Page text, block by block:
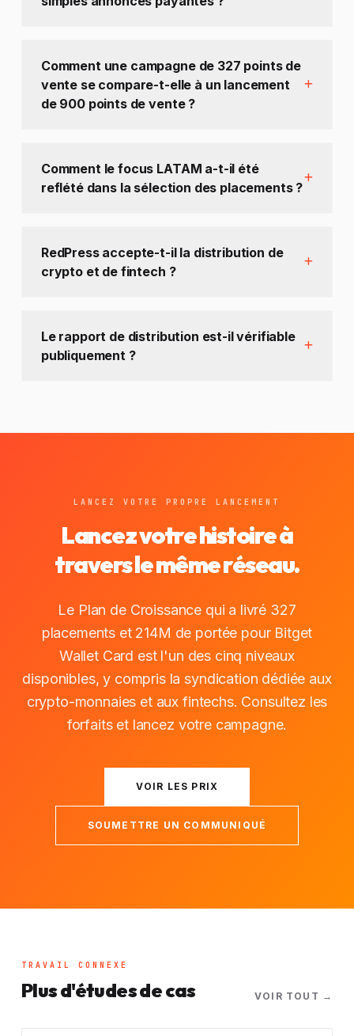
Comment une campagne de 327 points de
vente se compare-t-elle à un lancement
de 900 points de vente ?
Comment le focus LATAM a-t-il été
reflété dans la sélection des placements ?
RedPress accepte-t-il la distribution de
crypto et de fintech ?
Le rapport de distribution est-il vérifiable
publiquement ?
LANCEZ VOTRE PROPRE LANCEMENT
Lancez votre histoire à
travers le même réseau.
Le Plan de Croissance qui a livré 327
placements et 214M de portée pour Bitget
Wallet Card est l'un des cinq niveaux
disponibles, y compris la syndication dédiée aux
crypto-monnaies et aux fintechs. Consultez les
forfaits et lancez votre campagne.
VOIR LES PRIX
SOUMETTRE UN COMMUNIQUÉ
TRAVAIL CONNEXE
Plus d'études de cas VOIR TOUT →